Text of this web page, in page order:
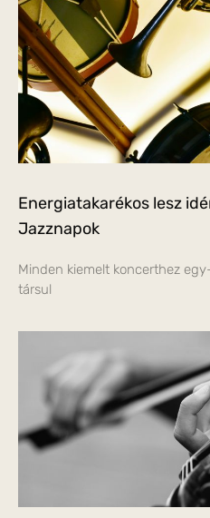
Energiatakarékos lesz
Jazznapok
Minden kiemelt koncerthez
társul